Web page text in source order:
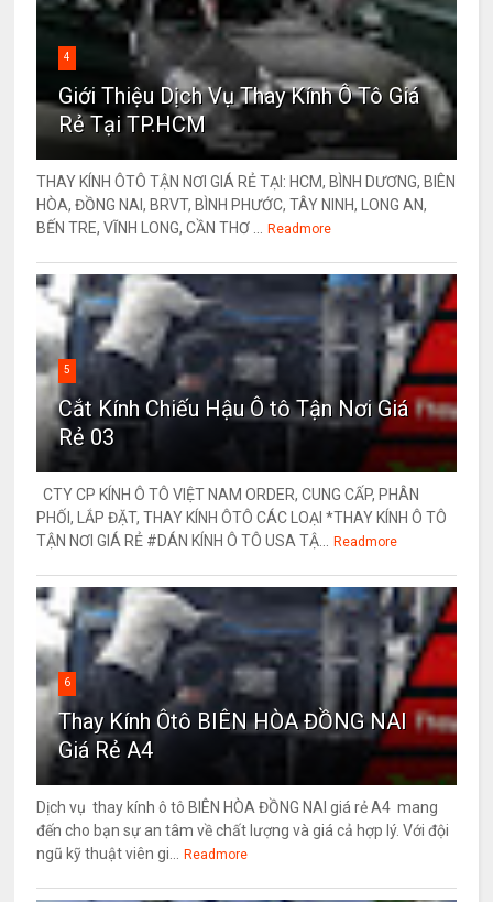
4
Giới Thiệu Dịch Vụ Thay Kính Ô Tô Giá
Rẻ Tại TP.HCM
THAY KÍNH ÔTÔ TẬN NƠI GIÁ RẺ TẠI: HCM, BÌNH DƯƠNG, BIÊN
HÒA, ĐỒNG NAI, BRVT, BÌNH PHƯỚC, TÂY NINH, LONG AN,
BẾN TRE, VĨNH LONG, CẦN THƠ ...
Readmore
5
Cắt Kính Chiếu Hậu Ô tô Tận Nơi Giá
Rẻ 03
CTY CP KÍNH Ô TÔ VIỆT NAM ORDER, CUNG CẤP, PHÂN
PHỐI, LẮP ĐẶT, THAY KÍNH ÔTÔ CÁC LOẠI *THAY KÍNH Ô TÔ
TẬN NƠI GIÁ RẺ #DÁN KÍNH Ô TÔ USA TẬ...
Readmore
6
Thay Kính Ôtô BIÊN HÒA ĐỒNG NAI
Giá Rẻ A4
Dịch vụ thay kính ô tô BIÊN HÒA ĐỒNG NAI giá rẻ A4 mang
đến cho bạn sự an tâm về chất lượng và giá cả hợp lý. Với đội
ngũ kỹ thuật viên gi...
Readmore